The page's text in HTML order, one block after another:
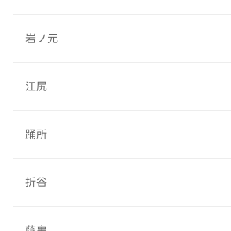
岩ノ元
江尻
踊所
折谷